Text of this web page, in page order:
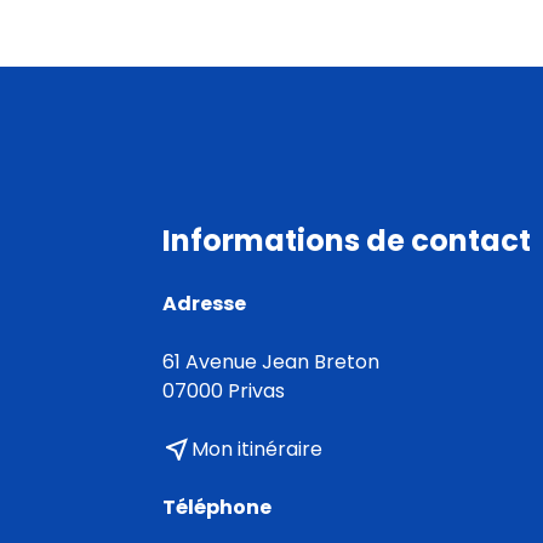
Informations de contact
Adresse
61 Avenue Jean Breton
07000 Privas
near_meMon itinéraire
Téléphone